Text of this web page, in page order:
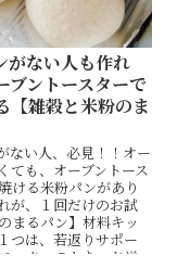
がない人も作れ
ブントースターで
【雑穀と米粉のま
ない人、必見！！オー
ても、オーブントース
ける米粉パンがあり
が、１回だけのお試
まるパン】材料キッ
つは、若返りサポー
ニターのかたへお送